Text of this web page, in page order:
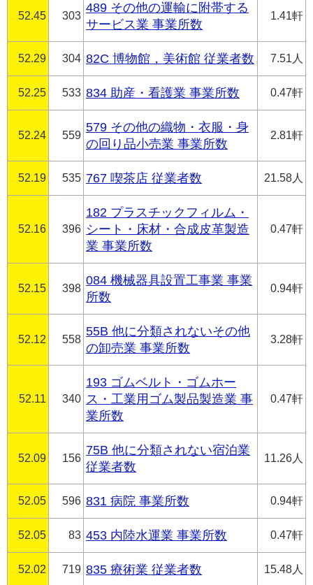
52.45 303
489 その他の運輸に附帯する
サービス業 事業所数
1.41軒
52.29 304 82C 博物館，美術館 従業者数 7.51人
52.25 533 834 助産・看護業 事業所数 0.47軒
52.24 559
579 その他の織物・衣服・身
の回り品小売業 事業所数
2.81軒
52.19 535 767 喫茶店 従業者数 21.58人
52.16 396
182 プラスチックフィルム・
シート・床材・合成皮革製造
業 事業所数
0.47軒
52.15 398
084 機械器具設置工事業 事業
所数
0.94軒
52.12 558
55B 他に分類されないその他
の卸売業 事業所数
3.28軒
52.11 340
193 ゴムベルト・ゴムホー
ス・工業用ゴム製品製造業 事
業所数
0.47軒
52.09 156
75B 他に分類されない宿泊業
従業者数
11.26人
52.05 596 831 病院 事業所数 0.94軒
52.05 83 453 内陸水運業 事業所数 0.47軒
52.02 719 835 療術業 従業者数 15.48人